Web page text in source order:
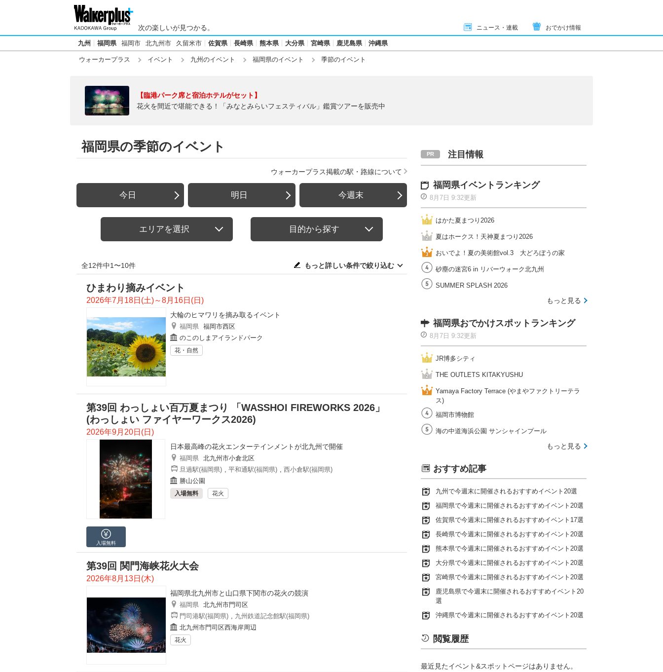
次の楽しいが見つかる。 ニュース・連載 おでかけ情報
九州 福岡県 福岡市 北九州市 久留米市 佐賀県 長崎県 熊本県 大分県 宮崎県 鹿児島県 沖縄県
ウォーカープラス イベント 九州のイベント 福岡県のイベント 季節のイベント
【臨港パーク席と宿泊ホテルがセット】
花火を間近で堪能できる！「みなとみらいフェスティバル」鑑賞ツアーを販売中
福岡県の季節のイベント
ウォーカープラス掲載の駅・路線について
今日 明日 今週末
エリアを選択 目的から探す
全12件中1〜10件 もっと詳しい条件で絞り込む
ひまわり摘みイベント
2026年7月18日(土)～8月16日(日)
大輪のヒマワリを摘み取るイベント
福岡県 福岡市西区
のこのしまアイランドパーク
花・自然
第39回 わっしょい百万夏まつり 「WASSHOI FIREWORKS 2026」
(わっしょい ファイヤーワークス2026)
2026年9月20日(日)
日本最高峰の花火エンターテインメントが北九州で開催
福岡県 北九州市小倉北区
旦過駅(福岡県) , 平和通駅(福岡県) , 西小倉駅(福岡県)
勝山公園
入場無料 花火
入場無料
第39回 関門海峡花火大会
2026年8月13日(木)
福岡県北九州市と山口県下関市の花火の競演
福岡県 北九州市門司区
門司港駅(福岡県) , 九州鉄道記念館駅(福岡県)
北九州市門司区西海岸周辺
花火
注目情報
福岡県イベントランキング
8月7日 9:32更新
はかた夏まつり2026
夏はホークス！天神夏まつり2026
おいでよ！夏の美術館vol.3 大どろぼうの家
砂塵の迷宮6 in リバーウォーク北九州
SUMMER SPLASH 2026
もっと見る
福岡県おでかけスポットランキング
8月7日 9:32更新
JR博多シティ
THE OUTLETS KITAKYUSHU
Yamaya Factory Terrace (やまやファクトリーテラ
ス)
福岡市博物館
海の中道海浜公園 サンシャインプール
もっと見る
おすすめ記事
九州で今週末に開催されるおすすめイベント20選
福岡県で今週末に開催されるおすすめイベント20選
佐賀県で今週末に開催されるおすすめイベント17選
長崎県で今週末に開催されるおすすめイベント20選
熊本県で今週末に開催されるおすすめイベント20選
大分県で今週末に開催されるおすすめイベント20選
宮崎県で今週末に開催されるおすすめイベント20選
鹿児島県で今週末に開催されるおすすめイベント20
選
沖縄県で今週末に開催されるおすすめイベント20選
閲覧履歴
最近見たイベント&スポットページはありません。